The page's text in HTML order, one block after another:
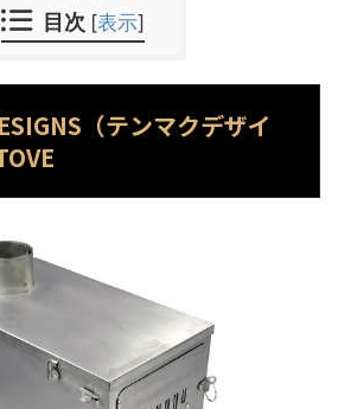
目次 [表示]
（テンマクデザイ